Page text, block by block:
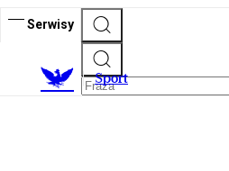
Serwisy
Sport